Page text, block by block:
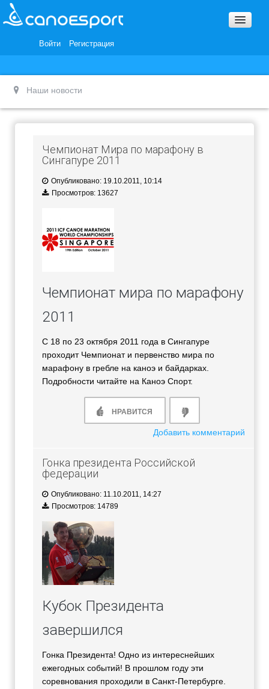
Войти Регистрация
Награды и Благодарности
Наши новости
Чемпионат Мира по марафону в
Сингапуре 2011
Опубликовано: 19.10.2011, 10:14
Просмотров: 13627
Чемпионат мира по марафону
2011
С 18 по 23 октября 2011 года в Сингапуре
проходит Чемпионат и первенство мира по
марафону в гребле на каноэ и байдарках.
Подробности читайте на Каноэ Спорт.
НРАВИТСЯ
Добавить комментарий
Гонка президента Российской
федерации
Опубликовано: 11.10.2011, 14:27
Просмотров: 14789
Кубок Президента
завершился
Гонка Президента! Одно из интереснейших
ежегодных событий! В прошлом году эти
соревнования проходили в Санкт-Петербурге.